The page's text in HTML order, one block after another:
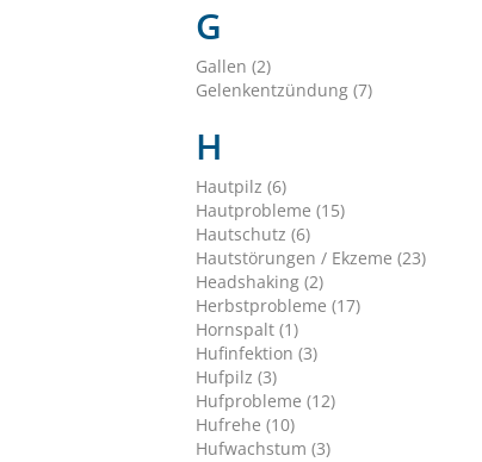
G
Gallen (2)
Gelenkentzündung (7)
H
Hautpilz (6)
Hautprobleme (15)
Hautschutz (6)
Hautstörungen / Ekzeme (23)
Headshaking (2)
Herbstprobleme (17)
Hornspalt (1)
Hufinfektion (3)
Hufpilz (3)
Hufprobleme (12)
Hufrehe (10)
Hufwachstum (3)